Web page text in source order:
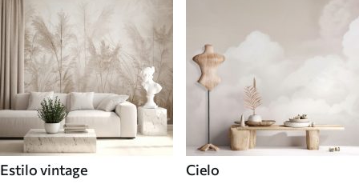
Estilo vintage Cielo